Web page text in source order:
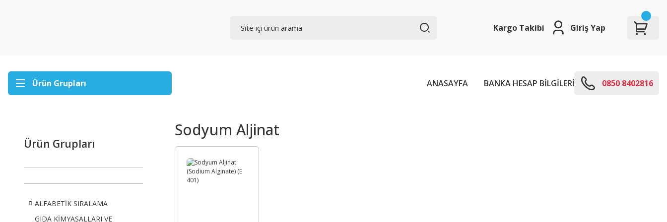
Kargo Takibi Giriş Yap
Ürün Grupları ANASAYFA BANKA HESAP BİLGİLERİ E-KODLARI
0850 8402816
Ürün Grupları
ALFABETİK SIRALAMA
GIDA KİMYASALLARI VE
Sodyum Aljinat